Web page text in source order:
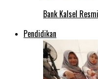
Bank Kalsel
Pendidikan